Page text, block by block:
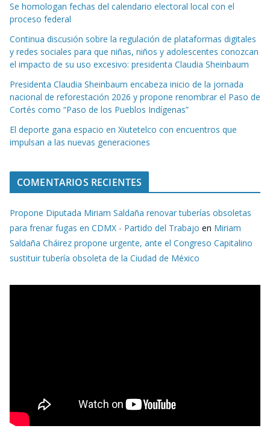
Se homologan fechas del calendario electoral local con el
proceso federal
Continua discusión sobre la regulación de plataformas digitales
y redes sociales para que niñas, niños y adolescentes conozcan
el impacto de su uso excesivo: presidenta Claudia Sheinbaum
Presidenta Claudia Sheinbaum encabeza inicio de la jornada
nacional de reforestación 2026 y propone renombrar el Paso de
Cortés como “Paso de los Pueblos Indígenas”
El deporte gana espacio en Xiutetelco con encuentros que
impulsan a las nuevas generaciones
COMENTARIOS RECIENTES
Propone Diputada Miriam Saldaña renovar tuberías obsoletas
para frenar fugas en CDMX - Partido del Trabajo en Miriam
Saldaña Cháirez propone urgente, ante el Congreso Capitalino
sustituir tubería obsoleta de la Ciudad de México